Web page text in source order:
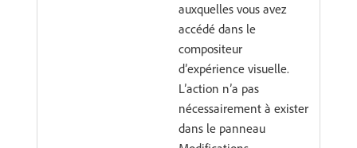
auxquelles vous avez
accédé dans le
compositeur
d’expérience visuelle.
L’action n’a pas
nécessairement à exister
dans le panneau